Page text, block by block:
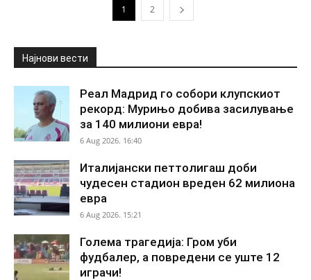
1 2
Најнови вести
Реал Мадрид го собори клупскиот
рекорд: Мурињо добива засилување
за 140 милиони евра!
6 Aug 2026. 16:40
Италијански петтолигаш доби
чудесен стадион вреден 62 милиона
евра
6 Aug 2026. 15:21
Голема трагедија: Гром уби
фудбалер, а повредени се уште 12
играчи!